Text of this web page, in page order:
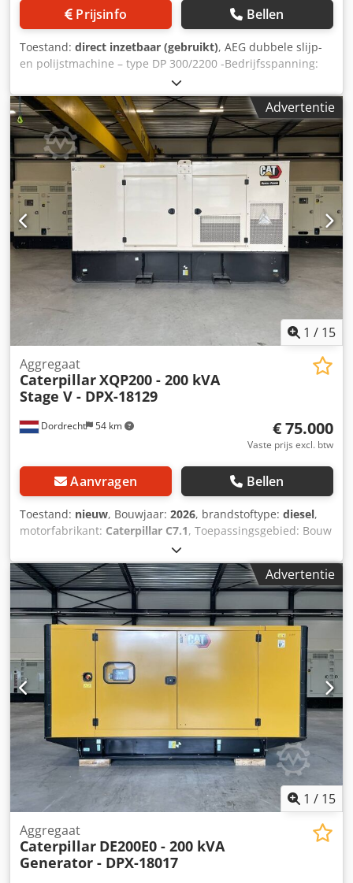
Prijsinfo Bellen
Toestand: direct inzetbaar (gebruikt), AEG dubbele slijp-
en polijstmachine – type DP 300/2200 -Bedrijfsspanning:
380 V -Motorvermogen: 2,2 kW -Max. schijfdiameter: Ø 300
mm -Max. schijfbreedte: 50 mm -Polijstspindeltoerental:
1.400 omw/min Dodpoztaw Hofx Ac Hock Afmetingen: L x B
x H 1,2 x 0,4 x 0,9 meter / Gewicht 180 kg
Advertentie
1 / 15
Dordrecht 54 km
Aggregaat
CaterpillarXQP200 - 200 kVA
Stage V - DPX-18129
€ 75.000
Vaste prijs excl. btw
Aanvragen Bellen
Toestand: nieuw, Bouwjaar: 2026, brandstoftype: diesel,
motorfabrikant: Caterpillar C7.1, Toepassingsgebied: Bouw
Leeggewicht: 4.487 kg Generatorvermogen: 200 kVA
Laadruimafmetingen: 409 x 142 x 235 cm CE-markering: ja
Dcodpfx Aezc Dwdoc Hok Emissieniveau: Stage V / Tier IV
final Watertankinhoud: 822 l Land van productie: CN Neem
contact op met Team DPX voor meer informatie. = Verdere
opties en accessoires = - Accu - Bedieningspaneel - Tanker
Advertentie
1 / 15
Aggregaat
Caterpillar DE200E0 - 200 kVA
Generator - DPX-18017